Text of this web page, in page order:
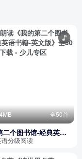
全50首
二个图书馆-经典英语
文版
分级阅读